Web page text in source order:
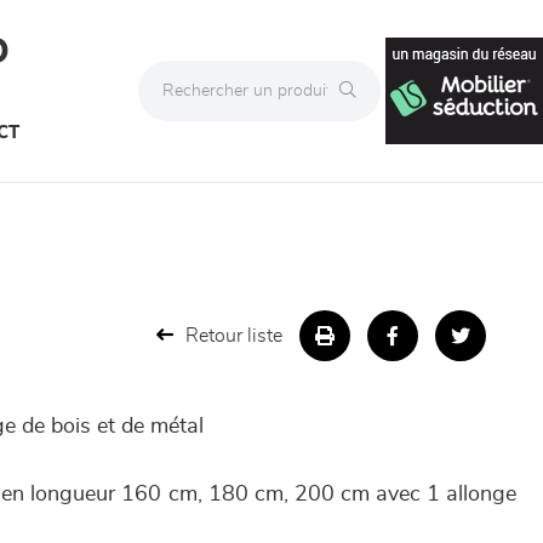
Retour liste
de bois et de métal
longueur 160 cm, 180 cm, 200 cm avec 1 allonge